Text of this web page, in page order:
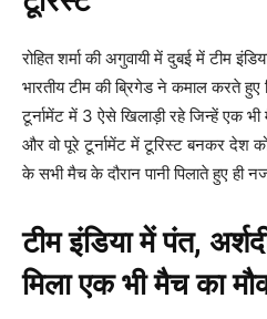
रोहित शर्मा की अगुवायी में दुबई में टीम
भारतीय टीम की ब्रिगेड ने कमाल करते
टूर्नामेंट में 3 ऐसे खिलाड़ी रहे जिन्हें एक
और वो पूरे टूर्नामेंट में टूरिस्ट बनकर देश
के सभी मैच के दौरान पानी पिलाते हुए ही
टीम इंडिया में पंत,
मिला एक भी मैच का